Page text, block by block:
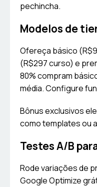
pechincha.
Modelos de
Ofereça básico
(R$297 curso) e
80% compram
média. Configure
Bônus exclusivos
como templates ou
Testes A/B
Rode variações de
Google Optimize